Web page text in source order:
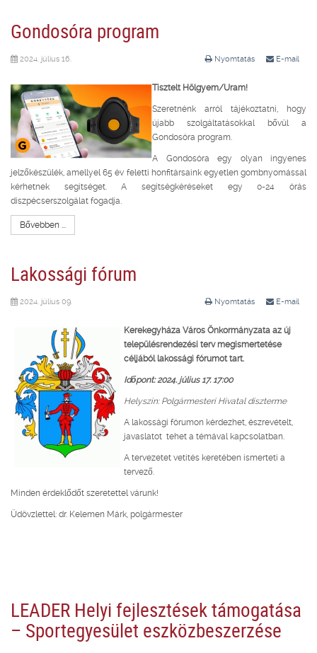
Gondosóra program
Nyomtatás E-mail
2024. július 16.
Tisztelt Hölgyem/Uram!
Szeretnénk arról tájékoztatni, hogy
újabb szolgáltatásokkal bővül a
Gondosóra program.
A Gondosóra egy olyan ingyenes
jelzőkészülék, amellyel 65 év feletti honfitársaink egyetlen gombnyomással
kérhetnek segítséget. A segítségkéréseket egy 0-24 órás
diszpécserszolgálat fogadja.
Bővebben ...
Lakossági fórum
Nyomtatás E-mail
2024. július 09.
Kerekegyháza Város Önkormányzata az új
településrendezési terv megismertetése
céljából lakossági fórumot tart.
Időpont: 2024. július 17. 17:00
Helyszín: Polgármesteri Hivatal díszterme
A lakossági fórumon kérdezhet, észrevételt,
javaslatot tehet a témával kapcsolatban.
A tervezetet vetítés keretében ismerteti a
tervező.
Minden érdeklődőt szeretettel várunk!
Üdövzlettel: dr. Kelemen Márk, polgármester
LEADER Helyi fejlesztések támogatása
– Sportegyesület eszközbeszerzése